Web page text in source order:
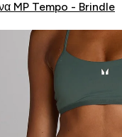
MP Tempo - Brindle